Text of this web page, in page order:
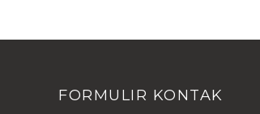
FORMULIR KONTAK